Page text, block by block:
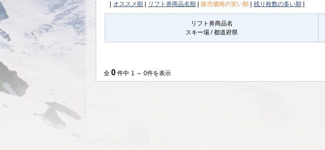
オススメ順 リフト券商品名順 販売価格の安い順 残り枚数の多い順
リフト券商品名
スキー場 / 都道府県
全 0 件中 1 ～ 0件を表示